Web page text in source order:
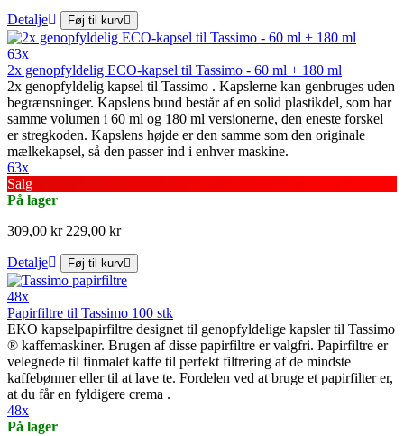
Detalje Føj til kurv
63x
2x genopfyldelig ECO-kapsel til Tassimo - 60 ml + 180 ml
2x genopfyldelig kapsel til Tassimo . Kapslerne kan genbruges uden
begrænsninger. Kapslens bund består af en solid plastikdel, som har
samme volumen i 60 ml og 180 ml versionerne, den eneste forskel
er stregkoden. Kapslens højde er den samme som den originale
mælkekapsel, så den passer ind i enhver maskine.
63x
Salg
På lager
309,00 kr 229,00 kr
Detalje Føj til kurv
48x
Papirfiltre til Tassimo 100 stk
EKO kapselpapirfiltre designet til genopfyldelige kapsler til Tassimo
® kaffemaskiner. Brugen af disse papirfiltre er valgfri. Papirfiltre er
velegnede til finmalet kaffe til perfekt filtrering af de mindste
kaffebønner eller til at lave te. Fordelen ved at bruge et papirfilter er,
at du får en fyldigere crema .
48x
På lager